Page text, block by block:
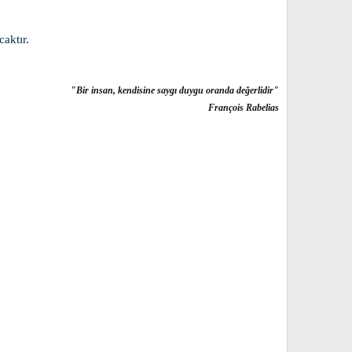
"Bir insan, kendisine saygı duygu oranda değerlidir"
François Rabelias